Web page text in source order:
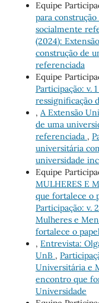
Equipe
para
socialmente
(2024):
construção de
referenciada
Equipe
Participação: v.
ressignificação
, A Extensão
de uma
referenciada ,
universitária
universidade
Equipe
MULHERES E
que fortalece o
Participação: v.
Mulheres e
fortalece o
, Entrevista:
UnB ,
Universitária e
encontro que
Universidade